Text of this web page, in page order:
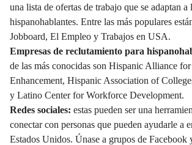
una lista de ofertas de trabajo que se adaptan a
hispanohablantes. Entre las más populares
Jobboard, El Empleo y Trabajos en USA.
Empresas de reclutamiento para
de las más conocidas son Hispanic Alliance
Enhancement, Hispanic Association of
y Latino Center for Workforce Development.
Redes sociales: estas pueden ser una
conectar con personas que pueden ayudarle a
Estados Unidos. Únase a grupos de